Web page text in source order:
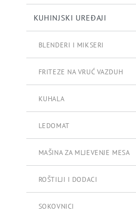
KUHINJSKI UREĐAJI
BLENDERI I MIKSERI
BLENDERI
MIKSERI
FRITEZE NA VRUĆ VAZDUH
KUHALA
LEDOMAT
MAŠINA ZA MLJEVENJE MESA
ROŠTILJI I DODACI
SOKOVNICI